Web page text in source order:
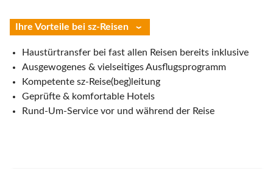
Ihre Vorteile bei sz-Reisen
Haustürtransfer bei fast allen Reisen bereits inklusive
Ausgewogenes & vielseitiges Ausflugsprogramm
Kompetente sz-Reise(beg)leitung
Geprüfte & komfortable Hotels
Rund-Um-Service vor und während der Reise